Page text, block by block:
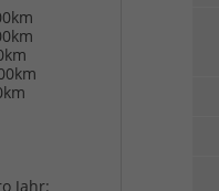
Jahr: